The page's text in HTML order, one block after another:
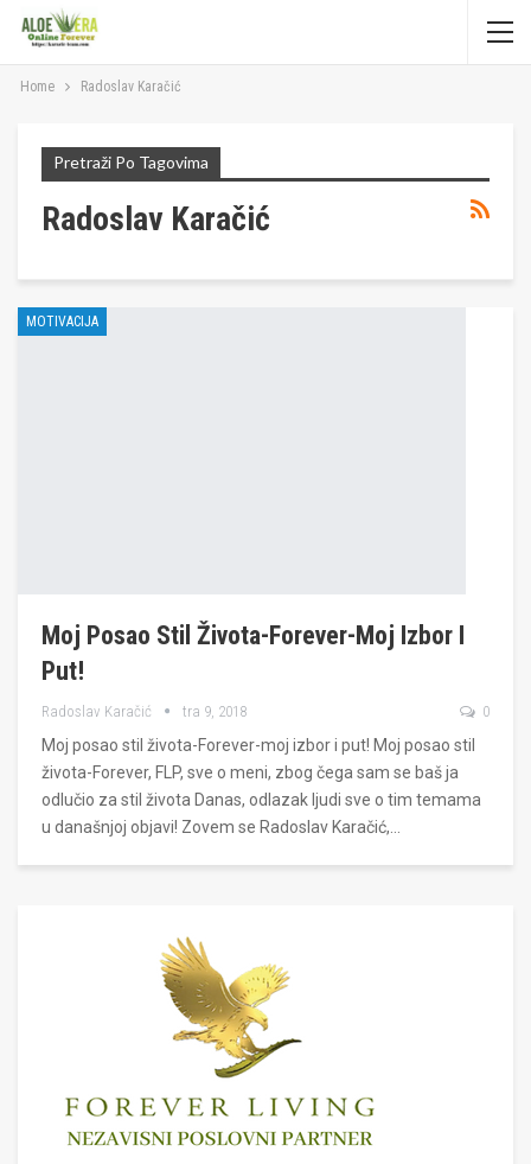
Home Radoslav Karačić
Pretraži Po Tagovima
Radoslav Karačić
MOTIVACIJA
Moj Posao Stil Života-Forever-Moj Izbor I
Put!
Radoslav Karačić tra 9, 2018 0
Moj posao stil života-Forever-moj izbor i put! Moj posao stil
života-Forever, FLP, sve o meni, zbog čega sam se baš ja
odlučio za stil života Danas, odlazak ljudi sve o tim temama
u današnjoj objavi! Zovem se Radoslav Karačić,…